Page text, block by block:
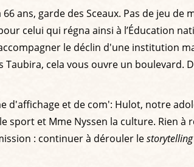
ans, garde des Sceaux. Pas de jeu
celui qui régna ainsi à l’Éducation
le déclin d'une institution
cela vous ouvre un
d'affichage et de com': Hulot, notre
sport et Mme Nyssen la culture. Rien
: continuer à dérouler lestorytelling